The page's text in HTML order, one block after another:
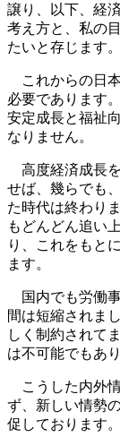
譲り、以下、経
考え方と、私の
たいと存じます。
これからの日
必要であります
安定成長と福祉
なりません。
高度経済成長
せば、幾らでも
た時代は終わり
もどんどん追い
り、これをもと
ます。
国内でも労働
間は短縮されま
しく制約されて
は不可能でもあ
こうした内外
ず、新しい情勢
促しております。